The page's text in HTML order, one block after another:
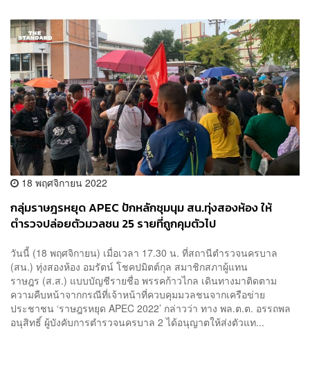
18 พฤศจิกายน 2022
กลุ่มราษฎรหยุด APEC ปักหลักชุมนุม สน.ทุ่งสองห้อง ให้
ตำรวจปล่อยตัวมวลชน 25 รายที่ถูกคุมตัวไป
วันนี้ (18 พฤศจิกายน) เมื่อเวลา 17.30 น. ที่สถานีตำรวจนครบาล
(สน.) ทุ่งสองห้อง อมรัตน์ โชคปมิตต์กุล สมาชิกสภาผู้แทน
ราษฎร (ส.ส.) แบบบัญชีรายชื่อ พรรคก้าวไกล เดินทางมาติดตาม
ความคืบหน้าจากกรณีที่เจ้าหน้าที่ควบคุมมวลชนจากเครือข่าย
ประชาชน ‘ราษฎรหยุด APEC 2022’ กล่าวว่า ทาง พล.ต.ต. อรรถพล
อนุสิทธิ์ ผู้บังคับการตำรวจนครบาล 2 ได้อนุญาตให้ส่งตัวแท...